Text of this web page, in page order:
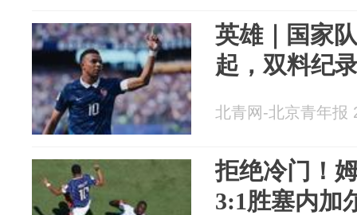
英雄｜国家
起，双料纪
北青网-北京青年报
拒绝冷门！
3:1胜塞内加